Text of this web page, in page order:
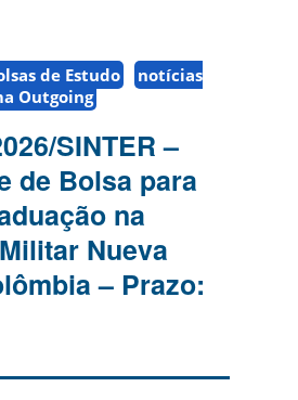
de Estudo
notícias
Outgoing
SINTER –
de Bolsa para
na
Nueva
– Prazo: